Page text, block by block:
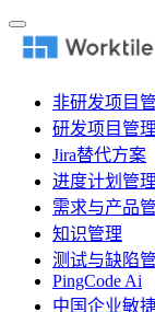
非研发项目
研发项目管理
Jira替代方案
进度计划管理
需求与产品
知识管理
测试与缺陷
PingCode Ai
中国企业敏